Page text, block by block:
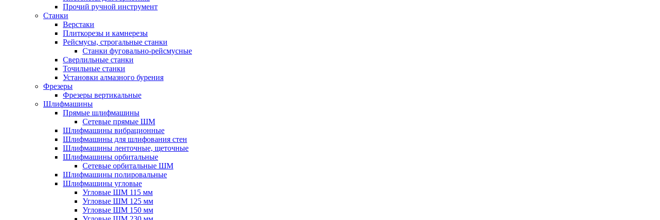
Прочий ручной инструмент
Станки
Верстаки
Плиткорезы и камнерезы
Рейсмусы, строгальные станки
Станки фуговально-рейсмусные
Сверлильные станки
Точильные станки
Установки алмазного бурения
Фрезеры
Фрезеры вертикальные
Шлифмашины
Прямые шлифмашины
Сетевые прямые ШМ
Шлифмашины вибрационные
Шлифмашины для шлифования стен
Шлифмашины ленточные, щеточные
Шлифмашины орбитальные
Сетевые орбитальные ШМ
Шлифмашины полировальные
Шлифмашины угловые
Угловые ШМ 115 мм
Угловые ШМ 125 мм
Угловые ШМ 150 мм